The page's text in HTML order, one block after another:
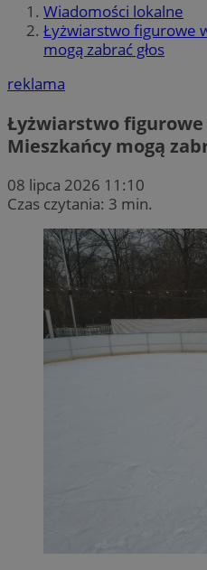
Wiadomości lokalne
Łyżwiarstwo figurowe
mogą zabrać głos
reklama
Łyżwiarstwo
Mieszkańcy mogą
08 lipca 2026 11:10
Czas czytania: 3 min.